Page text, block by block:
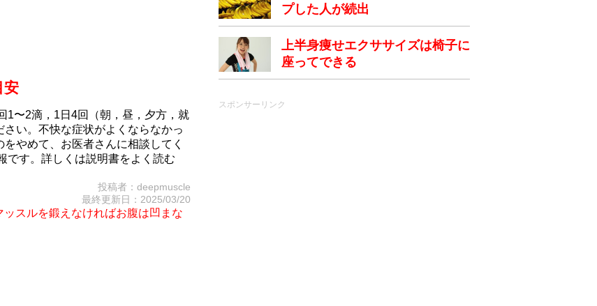
安
1〜2滴，1日4回（朝，昼，夕方，就
い。不快な症状がよくならなかっ
やめて、お医者さんに相談してく
す。詳しくは説明書をよく読む
投稿者：deepmuscle
最終更新日：2025/03/20
スルを鍛えなければお腹は凹まな
プした人が続出
上半身痩せエクササイズは椅子に
座ってできる
スポンサーリンク